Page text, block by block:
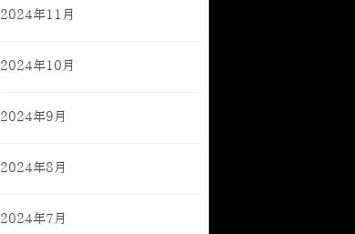
2024年11月
2024年10月
2024年9月
2024年8月
2024年7月